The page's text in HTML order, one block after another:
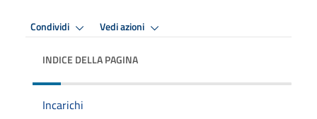
Condividi Vedi azioni
INDICE DELLA PAGINA
Incarichi